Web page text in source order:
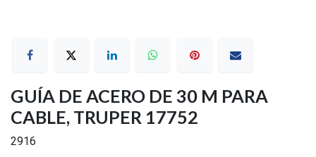
GUÍA DE ACERO DE 30 M PARA
CABLE, TRUPER 17752
2916